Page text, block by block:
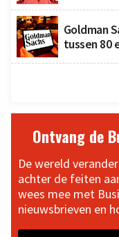
Goldman
tussen 80
Ontvang de
De wereld
achter de feiten
wees mee met
nieuwsbrieven en